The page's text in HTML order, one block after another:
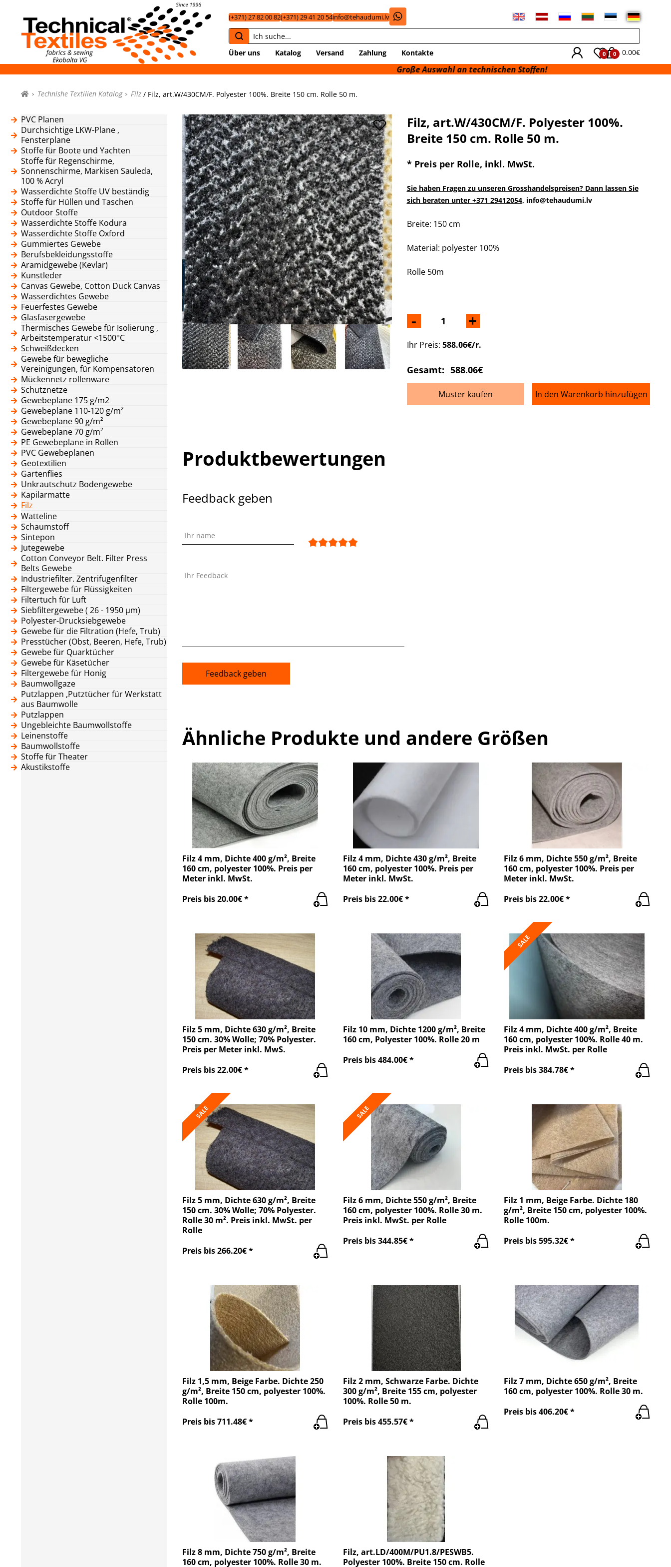
(+371) 27 82 00 82(+371) 29 41 20 54info@tehaudumi.lv
Über uns Katalog Versand Zahlung Kontakte 0 0 0.00€
Große Auswahl an technischen Stoffen!
Technishe Textilien Katalog Filz / Filz, art.W/430CM/F. Polyester 100%. Breite 150 cm. Rolle 50 m.
PVC Planen
Durchsichtige LKW-Plane ,
Fensterplane
Stoffe für Boote und Yachten
Stoffe für Regenschirme,
Sonnenschirme, Markisen Sauleda,
100 % Acryl
Wasserdichte Stoffe UV beständig
Stoffe für Hüllen und Taschen
Outdoor Stoffe
Wasserdichte Stoffe Kodura
Wasserdichte Stoffe Oxford
Gummiertes Gewebe
Berufsbekleidungsstoffe
Aramidgewebe (Kevlar)
Kunstleder
Canvas Gewebe, Cotton Duck Canvas
Wasserdichtes Gewebe
Feuerfestes Gewebe
Glasfasergewebe
Thermisches Gewebe für Isolierung ,
Arbeitstemperatur <1500°C
Schweißdecken
Gewebe für bewegliche
Vereinigungen, für Kompensatoren
Mückennetz rollenware
Schutznetze
Gewebeplane 175 g/m2
Gewebeplane 110-120 g/m²
Gewebeplane 90 g/m²
Gewebeplane 70 g/m²
PE Gewebeplane in Rollen
PVC Gewebeplanen
Geotextilien
Gartenflies
Unkrautschutz Bodengewebe
Kapilarmatte
Filz
Watteline
Schaumstoff
Sintepon
Jutegewebe
Cotton Conveyor Belt. Filter Press
Belts Gewebe
Industriefilter. Zentrifugenfilter
Filtergewebe für Flüssigkeiten
Filtertuch für Luft
Siebfiltergewebe ( 26 - 1950 μm)
Polyester-Drucksiebgewebe
Gewebe für die Filtration (Hefe, Trub)
Presstücher (Obst, Beeren, Hefe, Trub)
Gewebe für Quarktücher
Gewebe für Käsetücher
Filtergewebe für Honig
Baumwollgaze
Putzlappen ,Putztücher für Werkstatt
aus Baumwolle
Putzlappen
Ungebleichte Baumwollstoffe
Leinenstoffe
Baumwollstoffe
Stoffe für Theater
Akustikstoffe
Filz, art.W/430CM/F. Polyester 100%.
Breite 150 cm. Rolle 50 m.
* Preis per Rolle, inkl. MwSt.
Sie haben Fragen zu unseren Grosshandelspreisen? Dann lassen Sie
sich beraten unter +371 29412054, info@tehaudumi.lv
Breite: 150 cm
Material: polyester 100%
Rolle 50m
- +
Ihr Preis: 588.06€/r.
Gesamt: 588.06€
Muster kaufen In den Warenkorb hinzufügen
Produktbewertungen
Feedback geben
Ihr name
Ihr Feedback
Feedback geben
Ähnliche Produkte und andere Größen
Filz 4 mm, Dichte 400 g/m², Breite
160 cm, polyester 100%. Preis per
Meter inkl. MwSt.
Preis bis 20.00€ *
Filz 4 mm, Dichte 430 g/m², Breite
160 cm, polyester 100%. Preis per
Meter inkl. MwSt.
Preis bis 22.00€ *
Filz 6 mm, Dichte 550 g/m², Breite
160 cm, polyester 100%. Preis per
Meter inkl. MwSt.
Preis bis 22.00€ *
Filz 5 mm, Dichte 630 g/m², Breite
150 cm. 30% Wolle; 70% Polyester.
Preis per Meter inkl. MwS.
Preis bis 22.00€ *
Filz 10 mm, Dichte 1200 g/m², Breite
160 cm, Polyester 100%. Rolle 20 m
Preis bis 484.00€ *
SALE
Filz 4 mm, Dichte 400 g/m², Breite
160 cm, polyester 100%. Rolle 40 m.
Preis inkl. MwSt. per Rolle
Preis bis 384.78€ *
SALE
Filz 5 mm, Dichte 630 g/m², Breite
150 cm. 30% Wolle; 70% Polyester.
Rolle 30 m². Preis inkl. MwSt. per
Rolle
Preis bis 266.20€ *
SALE
Filz 6 mm, Dichte 550 g/m², Breite
160 cm, polyester 100%. Rolle 30 m.
Preis inkl. MwSt. per Rolle
Preis bis 344.85€ *
Filz 1 mm, Beige Farbe. Dichte 180
g/m², Breite 150 cm, polyester 100%.
Rolle 100m.
Preis bis 595.32€ *
Filz 1,5 mm, Beige Farbe. Dichte 250
g/m², Breite 150 cm, polyester 100%.
Rolle 100m.
Preis bis 711.48€ *
Filz 2 mm, Schwarze Farbe. Dichte
300 g/m², Breite 155 cm, polyester
100%. Rolle 50 m.
Preis bis 455.57€ *
Filz 7 mm, Dichte 650 g/m², Breite
160 cm, polyester 100%. Rolle 30 m.
Preis bis 406.20€ *
Filz 8 mm, Dichte 750 g/m², Breite
160 cm, polyester 100%. Rolle 30 m.
Filz, art.LD/400M/PU1.8/PESWB5.
Polyester 100%. Breite 150 cm. Rolle